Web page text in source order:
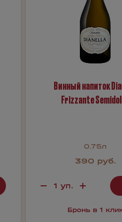
Винный напиток
Frizzante
0.75л
390 руб.
Бронь в 1